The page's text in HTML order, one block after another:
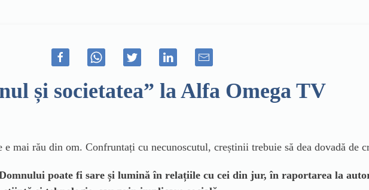
și societatea” la Alfa Omega TV
mai rău din om. Confruntați cu necunoscutul, creștinii trebuie să dea dovadă de
poate fi sare și lumină în relațiile cu cei din jur, în raportarea la